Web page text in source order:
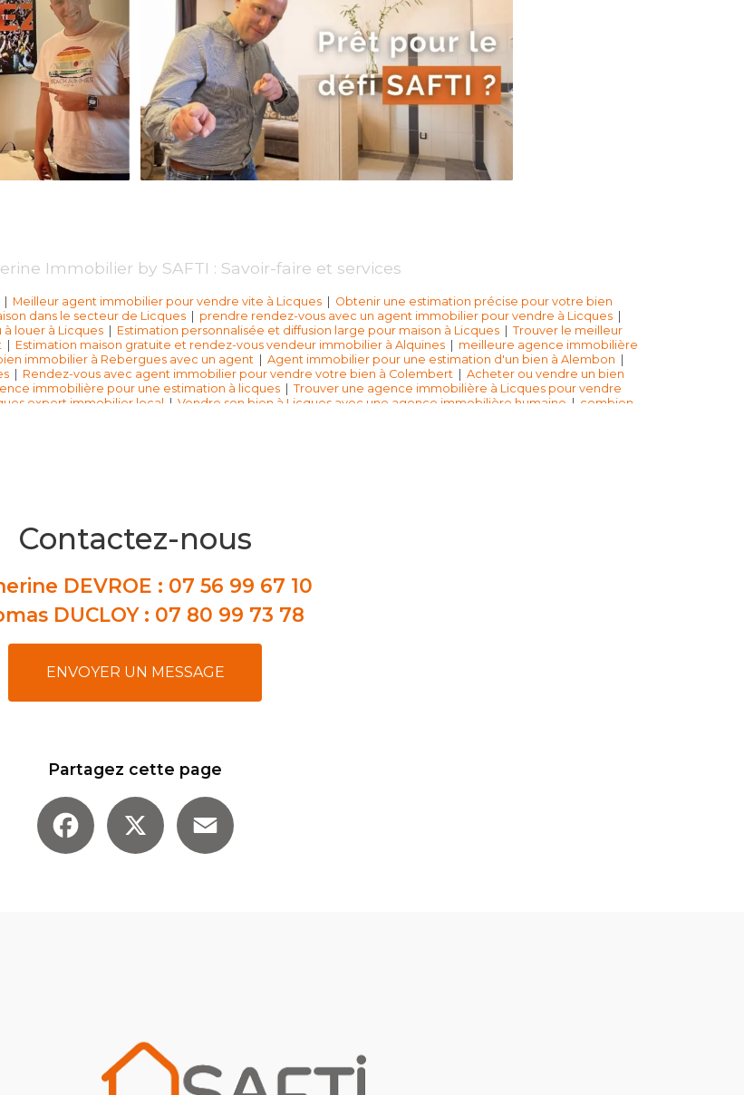
Immobilier by SAFTI : Savoir-faire et services
| Meilleur agent immobilier pour vendre vite à Licques | Obtenir une estimation précise pour votre bien
dans le secteur de Licques | prendre rendez-vous avec un agent immobilier pour vendre à Licques |
louer à Licques | Estimation personnalisée et diffusion large pour maison à Licques | Trouver le meilleur
| Estimation maison gratuite et rendez-vous vendeur immobilier à Alquines| meilleure agence immobilière
immobilier à Rebergues avec un agent | Agent immobilier pour une estimation d'un bien à Alembon |
| Rendez-vous avec agent immobilier pour vendre votre bien à Colembert | Acheter ou vendre un bien
immobilière pour une estimation à licques| Trouver une agence immobilière à Licques pour vendre
expert immobilier local | Vendre son bien à Licques avec une agence immobilière humaine | combien
Contactez-nous
DEVROE : 07 56 99 67 10
DUCLOY : 07 80 99 73 78
ENVOYER UN MESSAGE
Partagez cette page
Facebook